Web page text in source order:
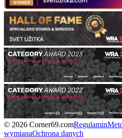
© 2026 Corner69.comRegulamin
wymianaOchrona danych